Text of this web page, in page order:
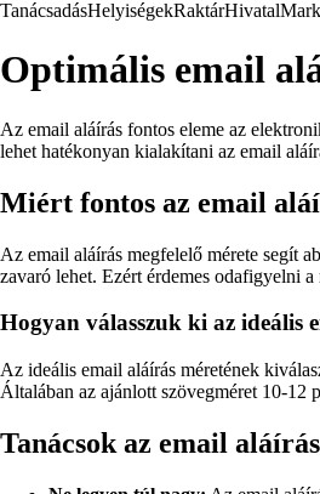
TanácsadásHelyiségekRaktárHivatal
Optimális email
Az email aláírás fontos eleme az
lehet hatékonyan kialakítani az email
Miért fontos az email
Az email aláírás megfelelő mérete segít
zavaró lehet. Ezért érdemes odafigyelni
Hogyan válasszuk ki az ideális
Az ideális email aláírás méretének
Általában az ajánlott szövegméret 10-12
Tanácsok az email